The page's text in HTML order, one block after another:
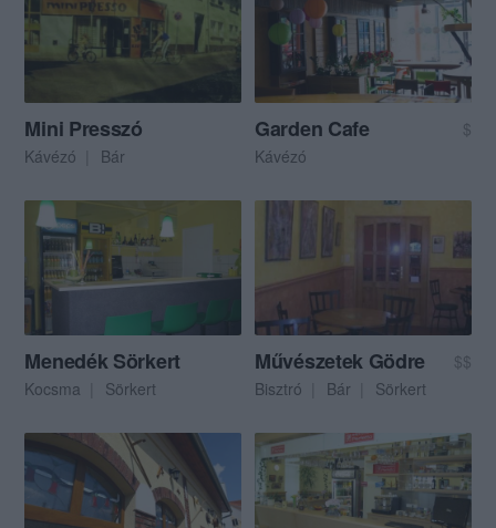
Mini Presszó
Kávézó Bár
Garden Cafe
$
Kávézó
Menedék Sörkert
Kocsma Sörkert
Művészetek Gödre
$$
Bisztró
Bár Sörkert